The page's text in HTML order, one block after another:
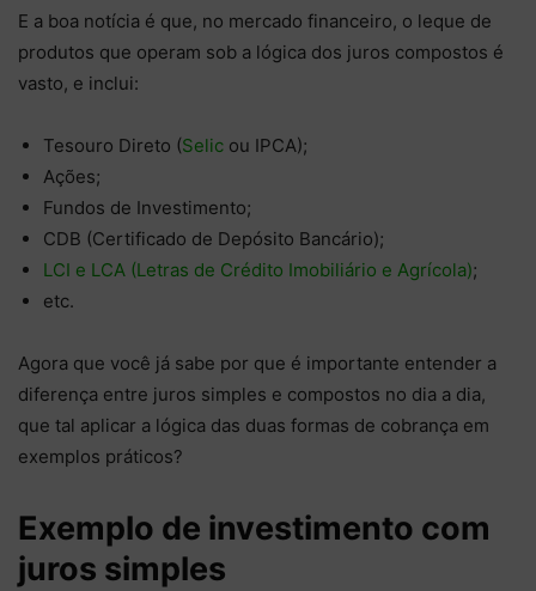
E a boa notícia é que, no mercado financeiro, o leque de
produtos que operam sob a lógica dos juros compostos é
vasto, e inclui:
Tesouro Direto (Selic ou IPCA);
Ações;
Fundos de Investimento;
CDB (Certificado de Depósito Bancário);
LCI e LCA (Letras de Crédito Imobiliário e Agrícola);
etc.
Agora que você já sabe por que é importante entender a
diferença entre juros simples e compostos no dia a dia,
que tal aplicar a lógica das duas formas de cobrança em
exemplos práticos?
Exemplo de investimento com
juros simples